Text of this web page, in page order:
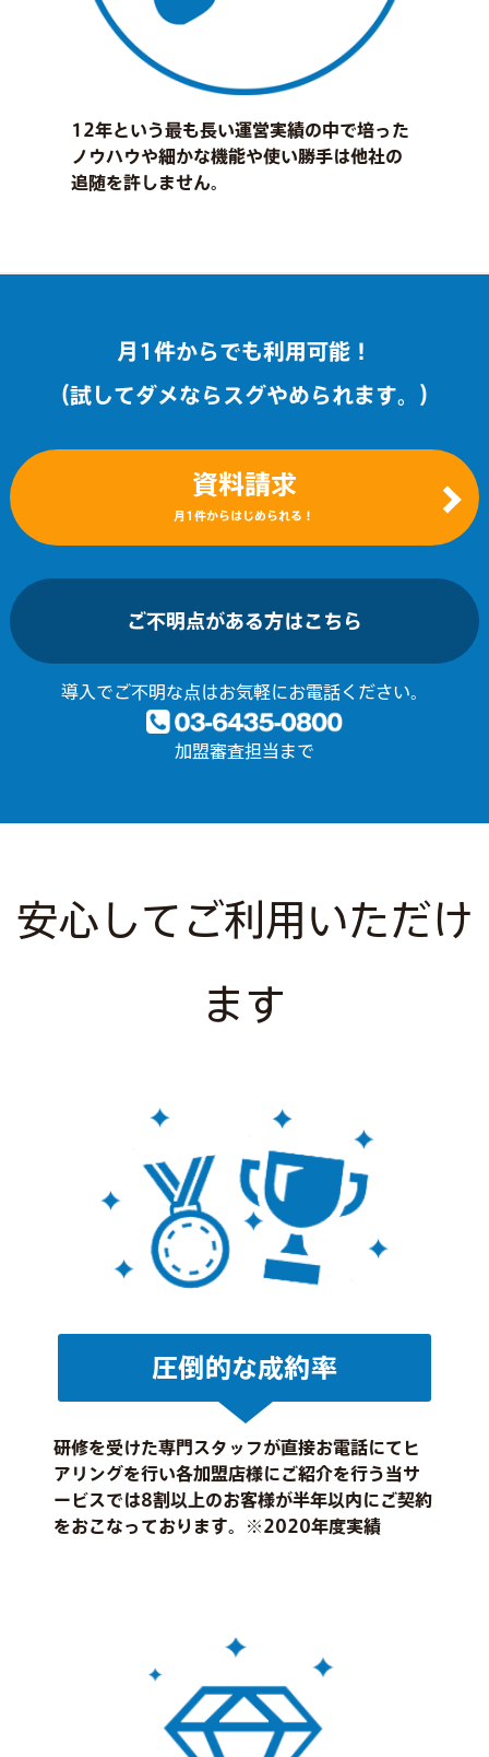
12年という最も長い運営実績の中で培った
ノウハウや細かな機能や使い勝手は他社の
追随を許しません。
月1件からでも利用可能！
（試してダメならスグやめられます。）
資料請求
月1件からはじめられる！
ご不明点がある方はこちら
導入でご不明な点はお気軽にお電話ください。
加盟審査担当まで
安心してご利用いただけ
ます
圧倒的な成約率
研修を受けた専門スタッフが直接お電話にてヒ
アリングを行い各加盟店様にご紹介を行う当サ
ービスでは8割以上のお客様が半年以内にご契約
をおこなっております。※2020年度実績